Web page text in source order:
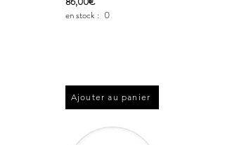
en stock : 0
Ajouter au panier